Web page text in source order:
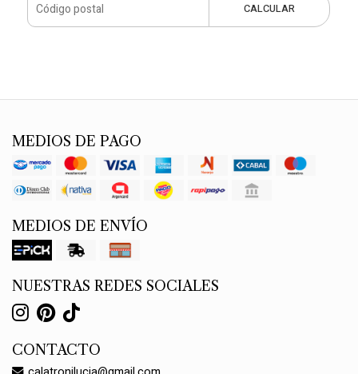
CALCULAR
MEDIOS DE PAGO
MEDIOS DE ENVÍO
NUESTRAS REDES SOCIALES
CONTACTO